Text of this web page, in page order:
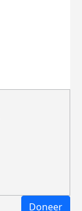
Doneer